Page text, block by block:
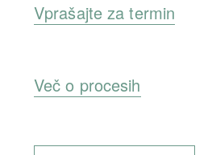
Vprašajte za termin
Več o procesih